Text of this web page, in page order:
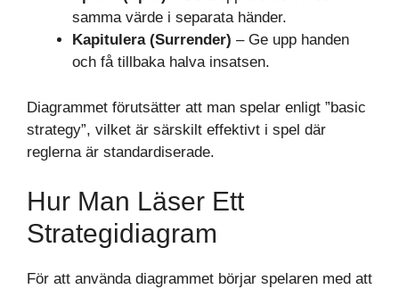
samma värde i separata händer.
Kapitulera (Surrender) – Ge upp handen
och få tillbaka halva insatsen.
Diagrammet förutsätter att man spelar enligt ”basic
strategy”, vilket är särskilt effektivt i spel där
reglerna är standardiserade.
Hur Man Läser Ett
Strategidiagram
För att använda diagrammet börjar spelaren med att